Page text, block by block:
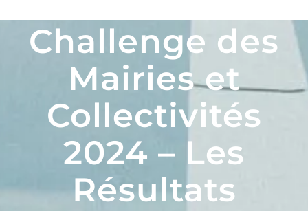
Challenge des
Mairies et
Collectivités
2024 – Les
Résultats